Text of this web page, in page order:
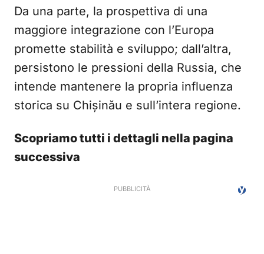
Da una parte, la prospettiva di una
maggiore integrazione con l’Europa
promette stabilità e sviluppo; dall’altra,
persistono le pressioni della Russia, che
intende mantenere la propria influenza
storica su Chișinău e sull’intera regione.
Scopriamo tutti i dettagli nella pagina
successiva